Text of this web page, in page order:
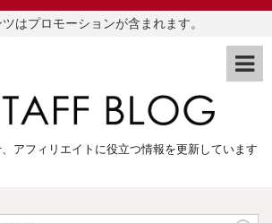
はプロモーションが含まれます。
アフィリエイトに役立つ情報を更新しています